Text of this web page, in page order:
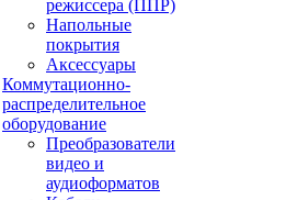
режиссера (ППР)
Напольные
покрытия
Аксессуары
Коммутационно-
распределительное
оборудование
Преобразователи
видео и
аудиоформатов